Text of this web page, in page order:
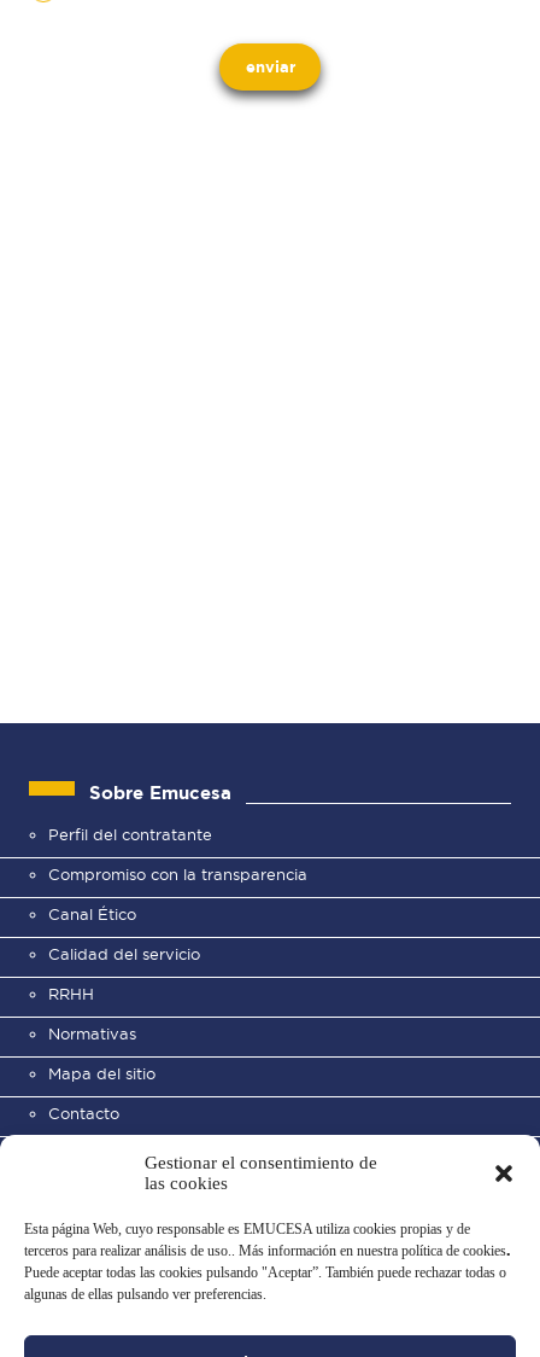
Gestionar el consentimiento de
las cookies
Esta página Web, cuyo responsable es EMUCESA utiliza cookies propias y de
terceros para realizar análisis de uso.. Más información en nuestra política de cookies.
Puede aceptar todas las cookies pulsando "Aceptar”. También puede rechazar todas o
algunas de ellas pulsando ver preferencias.
enviar
Cementerio Municipal de San
José
Sobre Emucesa
Perfil del contratante
Compromiso con la transparencia
Canal Ético
Calidad del servicio
RRHH
Normativas
Mapa del sitio
Contacto